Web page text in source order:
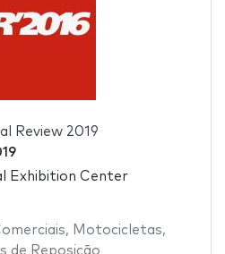
Review 2019
Exhibition Center
, Motocicletas,
de Reposição